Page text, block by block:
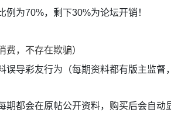
例为70%，剩下30%为论坛开销！
，不存在欺骗）
导彩友行为（每期资料都有版主监督
都会在原帖公开资料，购买后会自动